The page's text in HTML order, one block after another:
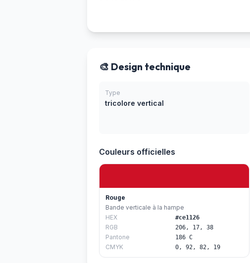
🎨 Design technique
Type
tricolore vertical
Couleurs officielles
Rouge
Bande verticale à la hampe
HEX
#ce1126
RGB 206, 17, 38
Pantone 186 C
CMYK 0, 92, 82, 19